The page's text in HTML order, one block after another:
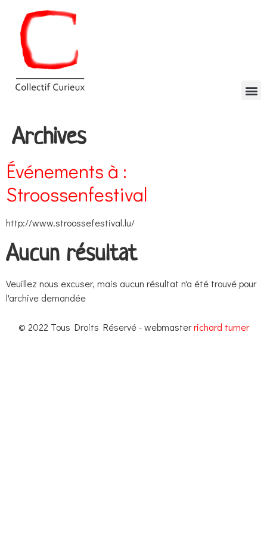
Archives
Événements à :
Stroossenfestival
http://www.stroossefestival.lu/
Aucun résultat
Veuillez nous excuser, mais aucun résultat n'a été trouvé pour
l'archive demandée
© 2022 Tous Droits Réservé - webmasterrichard turner